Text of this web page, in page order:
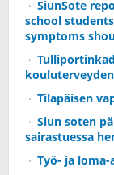
SiunSote
school
symptoms
Tilapäisen
Siun soten
sairastuessa
Työ- ja loma-